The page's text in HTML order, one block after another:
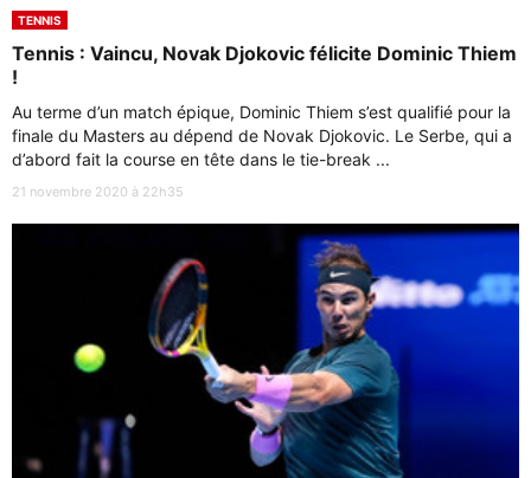
TENNIS
Tennis : Vaincu, Novak Djokovic félicite Dominic Thiem
!
Au terme d’un match épique, Dominic Thiem s’est qualifié pour la
finale du Masters au dépend de Novak Djokovic. Le Serbe, qui a
d’abord fait la course en tête dans le tie-break ...
21 novembre 2020 à 22h35